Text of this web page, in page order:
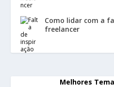
Como lidar com a
freelancer
Melhores